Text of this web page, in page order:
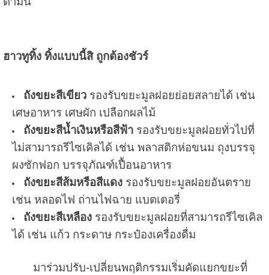
ฮาวทูทิ้ง ทิ้งแบบนี้สิ ถูกต้องชัวร์
ถังขยะสีเขียวรองรับขยะมูลฝอยย่อยสลายได้ เช่น
เศษอาหาร เศษผัก เปลือกผลไม้
ถังขยะสีน้ำเงินหรือสีฟ้ารองรับขยะมูลฝอยทั่วไปที่
ไม่สามารถรีไซเคิลได้ เช่น พลาสติกห่อขนม ถุงบรรจุ
ผงซักฟอก บรรจุภัณฑ์เปื้อนอาหาร
ถังขยะสีส้มหรือสีแดงรองรับขยะมูลฝอยอันตราย
เช่น หลอดไฟ ถ่านไฟฉาย แบตเตอรี่
ถังขยะสีเหลืองรองรับขยะมูลฝอยที่สามารถรีไซเคิล
ได้ เช่น แก้ว กระดาษ กระป๋องเครื่องดื่ม
มาร่วมปรับ-เปลี่ยนพฤติกรรมเริ่มคัดแยกขยะที่